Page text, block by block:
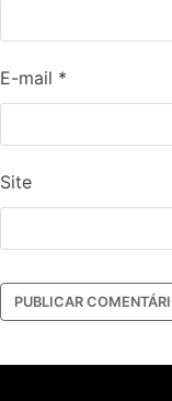
E-mail *
Site